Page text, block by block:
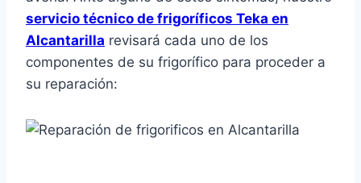
servicio técnico de frigoríficos Teka en
Alcantarilla revisará cada uno de los
componentes de su frigorífico para proceder a
su reparación: